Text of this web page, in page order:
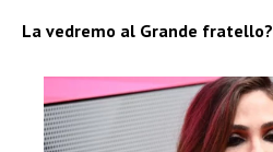
La vedremo al Grande fratello?